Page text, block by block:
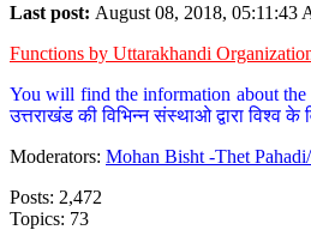
Last post: August 08, 2018, 05:11:43
Functions by Uttarakhandi
You will find the information about the
उत्तराखंड की विभिन्न संस्थाओ द्वारा
Moderators: Mohan Bisht -Thet Pahadi/
Posts: 2,472
Topics: 73